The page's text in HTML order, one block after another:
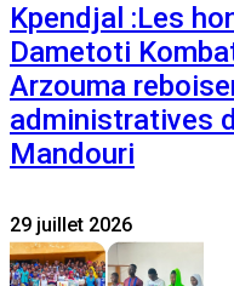
Kpendjal :Les
Dametoti
Arzouma
administratives
Mandouri
29 juillet 2026